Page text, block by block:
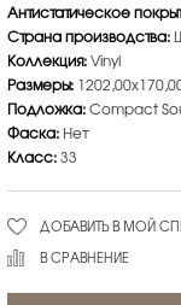
Антистатическое
Страна производства:
Коллекция:Vinyl
Размеры:
Подложка:Compact
Фаска: Нет
Класс:33
ДОБАВИТЬ В МОЙ
В СРАВНЕНИЕ